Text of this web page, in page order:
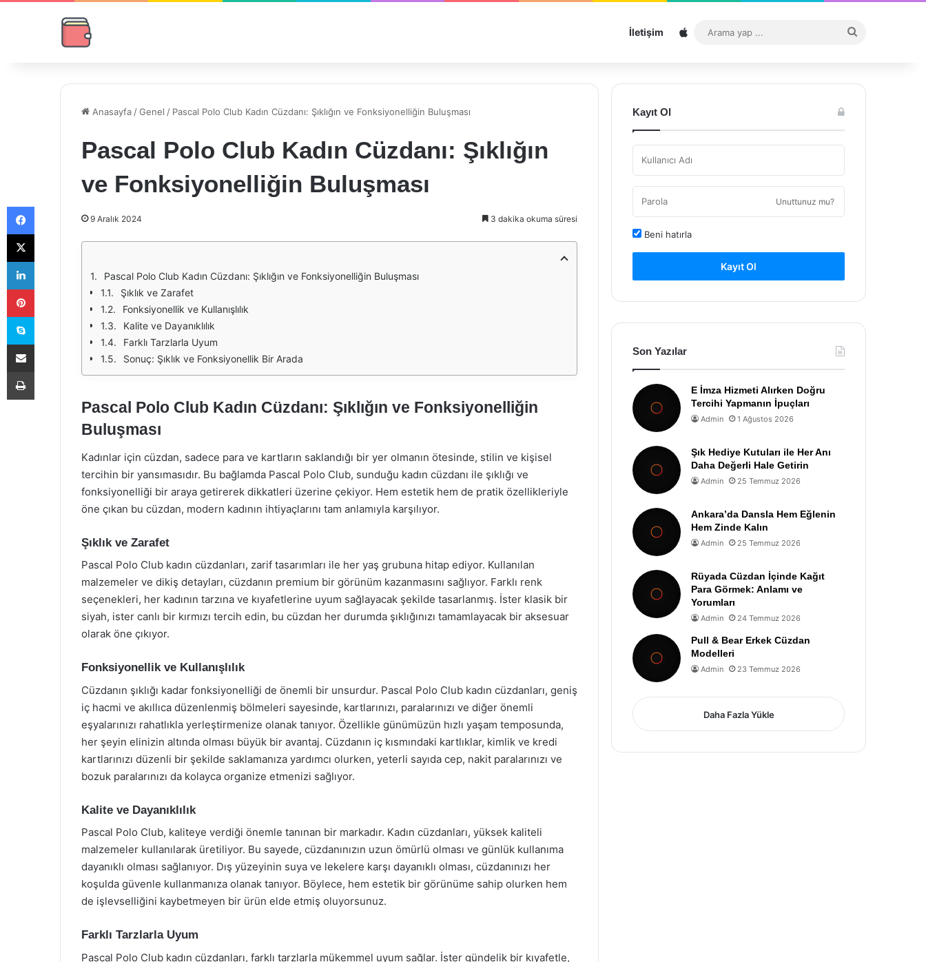
İletişim Sitemap
...
Anasayfa /Genel / Pascal Polo Club Kadın Cüzdanı: Şıklığın ve Fonksiyonelliğin Buluşması
Pascal Polo Club Kadın Cüzdanı: Şıklığın
ve Fonksiyonelliğin Buluşması
9 Aralık 2024 3 dakika okuma süresi
Pascal Polo Club Kadın Cüzdanı: Şıklığın ve Fonksiyonelliğin Buluşması
Şıklık ve Zarafet
Fonksiyonellik ve Kullanışlılık
Kalite ve Dayanıklılık
Farklı Tarzlarla Uyum
Sonuç: Şıklık ve Fonksiyonellik Bir Arada
Pascal Polo Club Kadın Cüzdanı: Şıklığın ve Fonksiyonelliğin
Buluşması
Kadınlar için cüzdan, sadece para ve kartların saklandığı bir yer olmanın ötesinde, stilin ve kişisel
tercihin bir yansımasıdır. Bu bağlamda Pascal Polo Club, sunduğu kadın cüzdanı ile şıklığı ve
fonksiyonelliği bir araya getirerek dikkatleri üzerine çekiyor. Hem estetik hem de pratik özellikleriyle
öne çıkan bu cüzdan, modern kadının ihtiyaçlarını tam anlamıyla karşılıyor.
Şıklık ve Zarafet
Pascal Polo Club kadın cüzdanları, zarif tasarımları ile her yaş grubuna hitap ediyor. Kullanılan
malzemeler ve dikiş detayları, cüzdanın premium bir görünüm kazanmasını sağlıyor. Farklı renk
seçenekleri, her kadının tarzına ve kıyafetlerine uyum sağlayacak şekilde tasarlanmış. İster klasik bir
siyah, ister canlı bir kırmızı tercih edin, bu cüzdan her durumda şıklığınızı tamamlayacak bir aksesuar
olarak öne çıkıyor.
Fonksiyonellik ve Kullanışlılık
Cüzdanın şıklığı kadar fonksiyonelliği de önemli bir unsurdur. Pascal Polo Club kadın cüzdanları, geniş
iç hacmi ve akıllıca düzenlenmiş bölmeleri sayesinde, kartlarınızı, paralarınızı ve diğer önemli
eşyalarınızı rahatlıkla yerleştirmenize olanak tanıyor. Özellikle günümüzün hızlı yaşam temposunda,
her şeyin elinizin altında olması büyük bir avantaj. Cüzdanın iç kısmındaki kartlıklar, kimlik ve kredi
kartlarınızı düzenli bir şekilde saklamanıza yardımcı olurken, yeterli sayıda cep, nakit paralarınızı ve
bozuk paralarınızı da kolayca organize etmenizi sağlıyor.
Kalite ve Dayanıklılık
Pascal Polo Club, kaliteye verdiği önemle tanınan bir markadır. Kadın cüzdanları, yüksek kaliteli
malzemeler kullanılarak üretiliyor. Bu sayede, cüzdanınızın uzun ömürlü olması ve günlük kullanıma
dayanıklı olması sağlanıyor. Dış yüzeyinin suya ve lekelere karşı dayanıklı olması, cüzdanınızı her
koşulda güvenle kullanmanıza olanak tanıyor. Böylece, hem estetik bir görünüme sahip olurken hem
de işlevselliğini kaybetmeyen bir ürün elde etmiş oluyorsunuz.
Farklı Tarzlarla Uyum
Pascal Polo Club kadın cüzdanları, farklı tarzlarla mükemmel uyum sağlar. İster gündelik bir kıyafetle,
Kayıt Ol
Unuttunuz mu?
Beni hatırla
Kayıt Ol
Son Yazılar
E İmza Hizmeti Alırken Doğru
Tercihi Yapmanın İpuçları
Admin 1 Ağustos 2026
Şık Hediye Kutuları ile Her Anı
Daha Değerli Hale Getirin
Admin 25 Temmuz 2026
Ankara’da Dansla Hem Eğlenin
Hem Zinde Kalın
Admin 25 Temmuz 2026
Rüyada Cüzdan İçinde Kağıt
Para Görmek: Anlamı ve
Yorumları
Admin 24 Temmuz 2026
Pull & Bear Erkek Cüzdan
Modelleri
Admin 23 Temmuz 2026
Daha Fazla Yükle
Facebook
X
LinkedIn
Pinterest
Skype
E-Posta ile paylaş